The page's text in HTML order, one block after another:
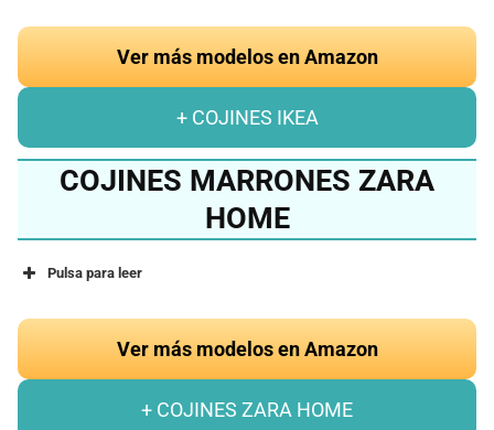
Ver más modelos en Amazon
+ COJINES IKEA
COJINES MARRONES ZARA
HOME
Pulsa para leer
Ver más modelos en Amazon
+ COJINES ZARA HOME